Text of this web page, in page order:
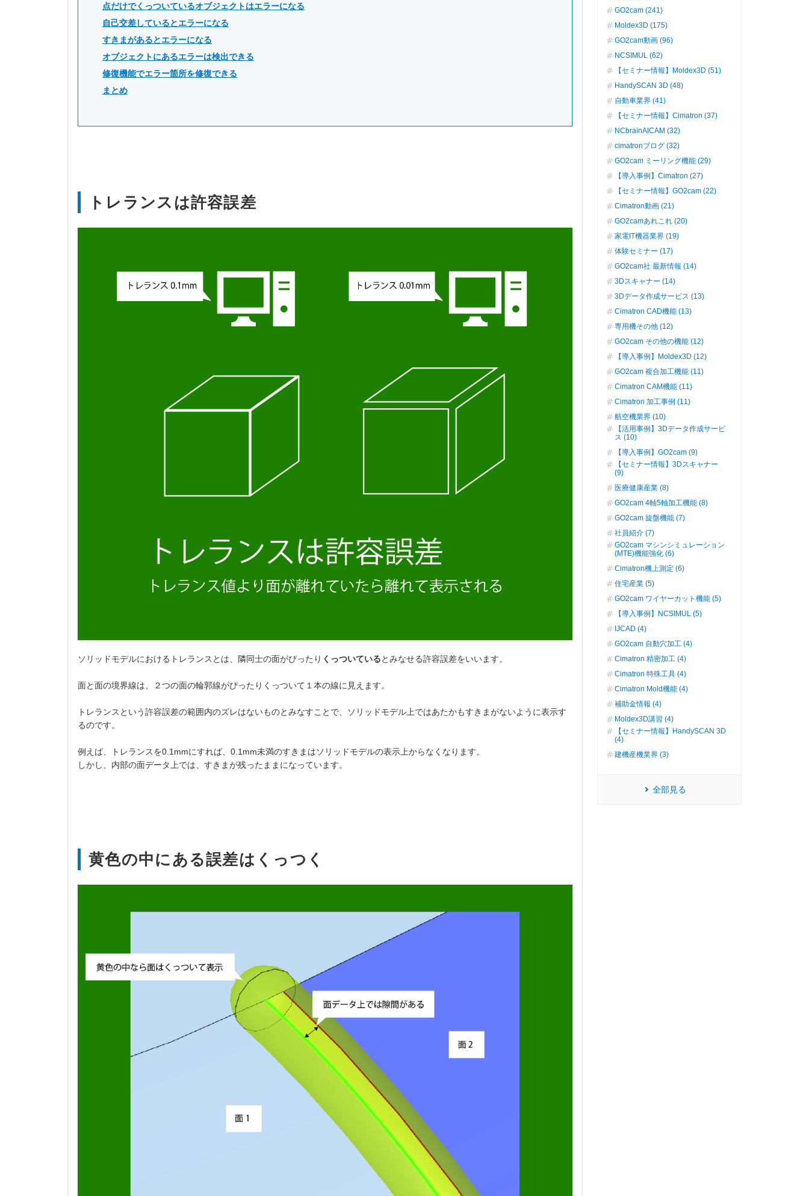
点だけでくっついているオブジェクトはエラーになる
自己交差しているとエラーになる
すきまがあるとエラーになる
オブジェクトにあるエラーは検出できる
修復機能でエラー箇所を修復できる
まとめ
トレランスは許容誤差
ソリッドモデルにおけるトレランスとは、隣同士の面がぴったり くっついているとみなせる許容誤差をいいます。
面と面の境界線は、２つの面の輪郭線がぴったりくっついて１本の線に見えます。
トレランスという許容誤差の範囲内のズレはないものとみなすことで、ソリッドモデル上ではあたかもすきまがないように表示す
るのです。
例えば、トレランスを0.1mmにすれば、0.1mm未満のすきまはソリッドモデルの表示上からなくなります。
しかし、内部の面データ上では、すきまが残ったままになっています。
黄色の中にある誤差はくっつく
GO2cam (241)
Moldex3D (175)
GO2cam動画 (96)
NCSIMUL (62)
【セミナー情報】Moldex3D (51)
HandySCAN 3D (48)
自動車業界 (41)
【セミナー情報】Cimatron (37)
NCbrainAICAM (32)
cimatronブログ (32)
GO2cam ミーリング機能 (29)
【導入事例】Cimatron (27)
【セミナー情報】GO2cam (22)
Cimatron動画 (21)
GO2camあれこれ (20)
家電IT機器業界 (19)
体験セミナー (17)
GO2cam社 最新情報 (14)
3Dスキャナー (14)
3Dデータ作成サービス (13)
Cimatron CAD機能 (13)
専用機その他 (12)
GO2cam その他の機能 (12)
【導入事例】Moldex3D (12)
GO2cam 複合加工機能 (11)
Cimatron CAM機能 (11)
Cimatron 加工事例 (11)
航空機業界 (10)
【活用事例】3Dデータ作成サービ
ス (10)
【導入事例】GO2cam (9)
【セミナー情報】3Dスキャナー
(9)
医療健康産業 (8)
GO2cam 4軸5軸加工機能 (8)
GO2cam 旋盤機能 (7)
社員紹介 (7)
GO2cam マシンシミュレーション
(MTE)機能強化 (6)
Cimatron機上測定 (6)
住宅産業 (5)
GO2cam ワイヤーカット機能 (5)
【導入事例】NCSIMUL (5)
IJCAD (4)
GO2cam 自動穴加工 (4)
Cimatron 精密加工 (4)
Cimatron 特殊工具 (4)
Cimatron Mold機能 (4)
補助金情報 (4)
Moldex3D講習 (4)
【セミナー情報】HandySCAN 3D
(4)
建機産機業界 (3)
全部見る